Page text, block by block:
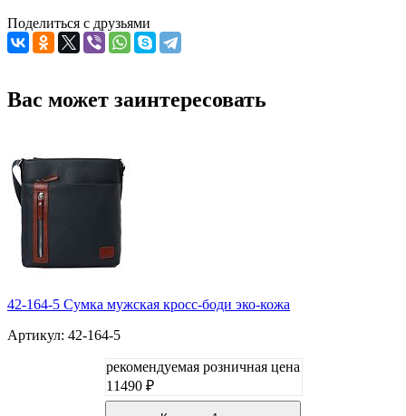
Поделиться с друзьями
Вас может заинтересовать
42-164-5 Сумка мужская кросс-боди эко-кожа
Артикул: 42-164-5
рекомендуемая розничная цена
11490 ₽